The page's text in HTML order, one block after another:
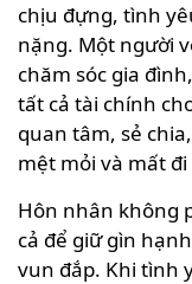
chịu đựng, tình
nặng. Một người
chăm sóc gia
tất cả tài chính
quan tâm, sẻ
mệt mỏi và mất
Hôn nhân không
cả để giữ gìn
vun đắp. Khi tình